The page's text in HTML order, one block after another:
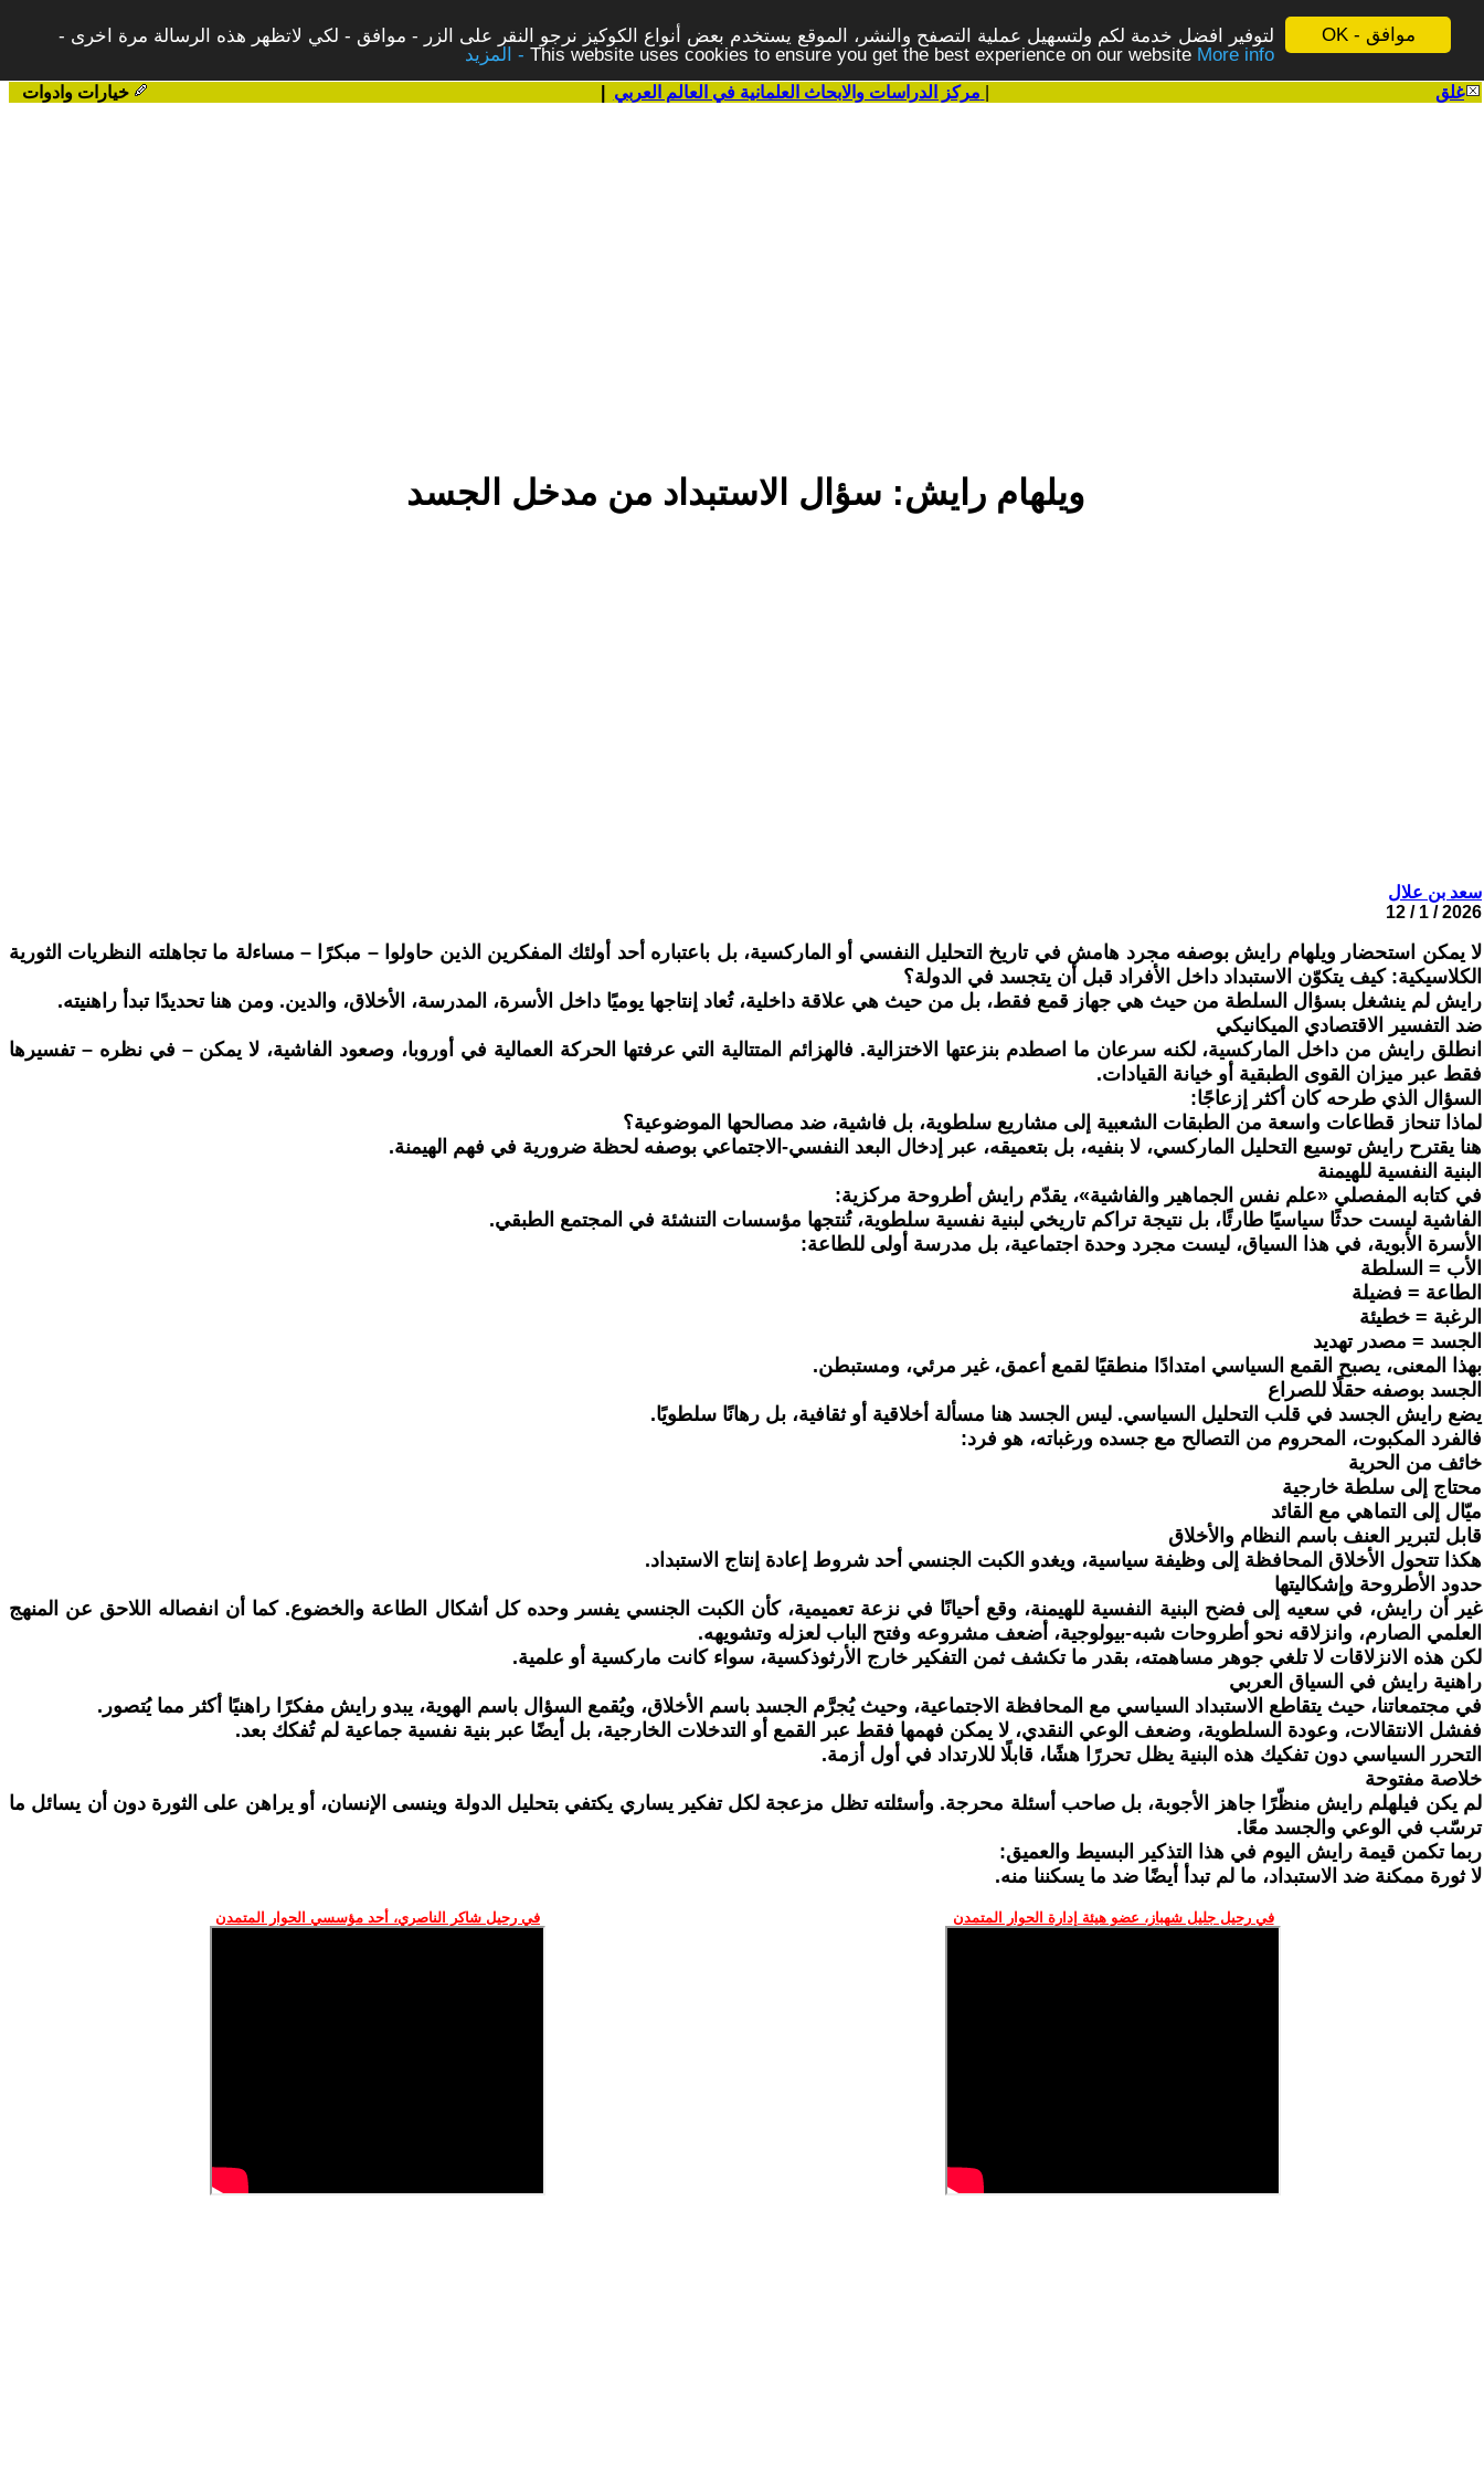
موافق - OK
لتوفير افضل خدمة لكم ولتسهيل عملية التصفح والنشر، الموقع يستخدم بعض أنواع الكوكيز نرجو النقر على الزر - موافق - لكي لاتظهر هذه الرسالة مرة اخرى -
This website uses cookies to ensure you get the best experience on our website More info - المزيد
غلق خيارات وادوات
ويلهام رايش: سؤال الاستبداد من مدخل الجسد
سعد بن علال
2026 / 1 / 12
لا يمكن استحضار ويلهام رايش بوصفه مجرد هامش في تاريخ التحليل النفسي أو الماركسية، بل باعتباره أحد أولئك المفكرين الذين حاولوا – مبكرًا – مساءلة ما تجاهلته النظريات الثورية
الكلاسيكية: كيف يتكوّن الاستبداد داخل الأفراد قبل أن يتجسد في الدولة؟
رايش لم ينشغل بسؤال السلطة من حيث هي جهاز قمع فقط، بل من حيث هي علاقة داخلية، تُعاد إنتاجها يوميًا داخل الأسرة، المدرسة، الأخلاق، والدين. ومن هنا تحديدًا تبدأ راهنيته.
ضد التفسير الاقتصادي الميكانيكي
انطلق رايش من داخل الماركسية، لكنه سرعان ما اصطدم بنزعتها الاختزالية. فالهزائم المتتالية التي عرفتها الحركة العمالية في أوروبا، وصعود الفاشية، لا يمكن – في نظره – تفسيرها
فقط عبر ميزان القوى الطبقية أو خيانة القيادات.
السؤال الذي طرحه كان أكثر إزعاجًا:
لماذا تنحاز قطاعات واسعة من الطبقات الشعبية إلى مشاريع سلطوية، بل فاشية، ضد مصالحها الموضوعية؟
هنا يقترح رايش توسيع التحليل الماركسي، لا بنفيه، بل بتعميقه، عبر إدخال البعد النفسي-الاجتماعي بوصفه لحظة ضرورية في فهم الهيمنة.
البنية النفسية للهيمنة
في كتابه المفصلي «علم نفس الجماهير والفاشية»، يقدّم رايش أطروحة مركزية:
الفاشية ليست حدثًا سياسيًا طارئًا، بل نتيجة تراكم تاريخي لبنية نفسية سلطوية، تُنتجها مؤسسات التنشئة في المجتمع الطبقي.
الأسرة الأبوية، في هذا السياق، ليست مجرد وحدة اجتماعية، بل مدرسة أولى للطاعة:
الأب = السلطة
الطاعة = فضيلة
الرغبة = خطيئة
الجسد = مصدر تهديد
بهذا المعنى، يصبح القمع السياسي امتدادًا منطقيًا لقمع أعمق، غير مرئي، ومستبطن.
الجسد بوصفه حقلًا للصراع
يضع رايش الجسد في قلب التحليل السياسي. ليس الجسد هنا مسألة أخلاقية أو ثقافية، بل رهانًا سلطويًا.
فالفرد المكبوت، المحروم من التصالح مع جسده ورغباته، هو فرد:
خائف من الحرية
محتاج إلى سلطة خارجية
ميّال إلى التماهي مع القائد
قابل لتبرير العنف باسم النظام والأخلاق
هكذا تتحول الأخلاق المحافظة إلى وظيفة سياسية، ويغدو الكبت الجنسي أحد شروط إعادة إنتاج الاستبداد.
حدود الأطروحة وإشكاليتها
غير أن رايش، في سعيه إلى فضح البنية النفسية للهيمنة، وقع أحيانًا في نزعة تعميمية، كأن الكبت الجنسي يفسر وحده كل أشكال الطاعة والخضوع. كما أن انفصاله اللاحق عن المنهج
العلمي الصارم، وانزلاقه نحو أطروحات شبه-بيولوجية، أضعف مشروعه وفتح الباب لعزله وتشويهه.
لكن هذه الانزلاقات لا تلغي جوهر مساهمته، بقدر ما تكشف ثمن التفكير خارج الأرثوذكسية، سواء كانت ماركسية أو علمية.
راهنية رايش في السياق العربي
في مجتمعاتنا، حيث يتقاطع الاستبداد السياسي مع المحافظة الاجتماعية، وحيث يُجرَّم الجسد باسم الأخلاق، ويُقمع السؤال باسم الهوية، يبدو رايش مفكرًا راهنيًا أكثر مما يُتصور.
ففشل الانتقالات، وعودة السلطوية، وضعف الوعي النقدي، لا يمكن فهمها فقط عبر القمع أو التدخلات الخارجية، بل أيضًا عبر بنية نفسية جماعية لم تُفكك بعد.
التحرر السياسي دون تفكيك هذه البنية يظل تحررًا هشًا، قابلًا للارتداد في أول أزمة.
خلاصة مفتوحة
لم يكن فيلهلم رايش منظّرًا جاهز الأجوبة، بل صاحب أسئلة محرجة. وأسئلته تظل مزعجة لكل تفكير يساري يكتفي بتحليل الدولة وينسى الإنسان، أو يراهن على الثورة دون أن يسائل ما
ترسّب في الوعي والجسد معًا.
ربما تكمن قيمة رايش اليوم في هذا التذكير البسيط والعميق:
لا ثورة ممكنة ضد الاستبداد، ما لم تبدأ أيضًا ضد ما يسكننا منه.
في رحيل جليل شهباز، عضو هيئة إدارة الحوار المتمدن في رحيل شاكر الناصري، أحد مؤسسي الحوار المتمدن